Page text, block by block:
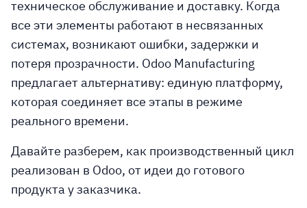
техническое обслуживание и доставку. Когда
все эти элементы работают в несвязанных
системах, возникают ошибки, задержки и
потеря прозрачности. Odoo Manufacturing
предлагает альтернативу: единую платформу,
которая соединяет все этапы в режиме
реального времени.
Давайте разберем, как производственный цикл
реализован в Odoo, от идеи до готового
продукта у заказчика.